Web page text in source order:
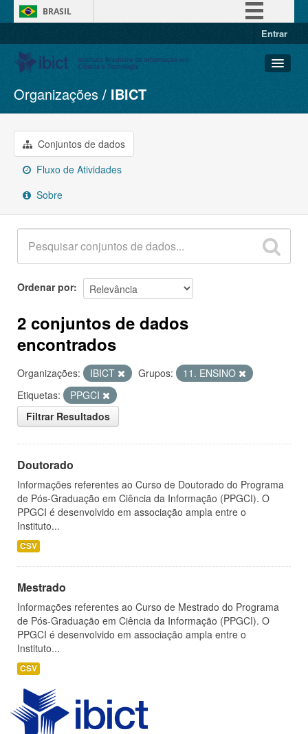
BRASIL
Entrar
Conjuntos de dados
Organizações
Grupos
Sobre
Organizações IBICT
Conjuntos de dados
Fluxo de Atividades
Sobre
Ordenar por
2 conjuntos de dados
encontrados
Organizações: IBICT Grupos:
11. ENSINO
Etiquetas:
PPGCI
Filtrar Resultados
Doutorado
Informações referentes ao Curso de Doutorado do Programa
de Pós-Graduação em Ciência da Informação (PPGCI). O
PPGCI é desenvolvido em associação ampla entre o
Instituto...
CSV
Mestrado
Informações referentes ao Curso de Mestrado do Programa
de Pós-Graduação em Ciência da Informação (PPGCI). O
PPGCI é desenvolvido em associação ampla entre o
Instituto...
CSV